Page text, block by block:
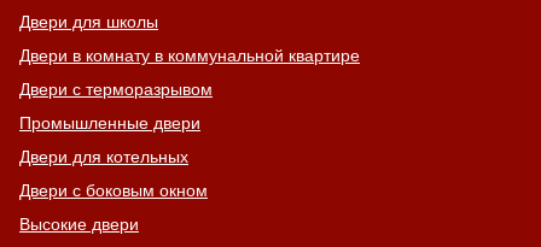
Двери для школы
Двери в комнату в коммунальной квартире
Двери с терморазрывом
Промышленные двери
Двери для котельных
Двери с боковым окном
Высокие двери